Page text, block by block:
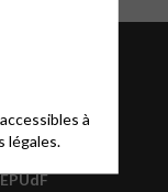
EPUdF
à
légales.